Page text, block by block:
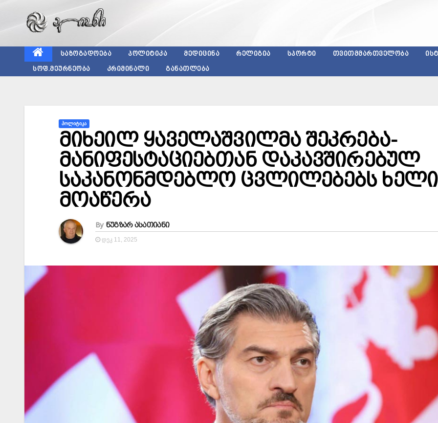
ᲡᲐᲖᲝᲒᲐᲓᲝᲔᲑᲐ ᲞᲝᲚᲘᲢᲘᲙᲐ ᲛᲔᲓᲘᲪᲘᲜᲐ ᲠᲔᲚᲘᲒᲘᲐ ᲡᲞᲝᲠᲢᲘ ᲗᲕᲘᲗᲛᲛᲐᲠᲗᲕᲔᲚᲝᲑᲐ
ᲡᲝᲤ.ᲛᲔᲣᲠᲜᲔᲝᲑᲐ ᲙᲠᲘᲛᲘᲜᲐᲚᲘ ᲒᲐᲜᲐᲗᲚᲔᲑᲐ
ᲞᲝᲚᲘᲢᲘᲙᲐ
მიხეილ ყაველაშვილმა შეკრება-
მანიფესტაციებთან დაკავშირებულ
საკანონმდებლო ცვლილებებს ხელი
მოაწერა
By ნუგზარ ასათიანი
ᲓᲔᲙ 11, 2025